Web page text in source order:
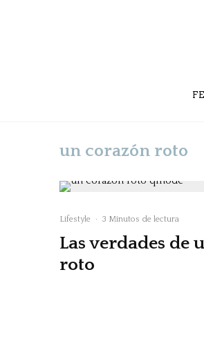
un corazón roto
Lifestyle · 3 Minutos de lectura
Las verdades de
roto